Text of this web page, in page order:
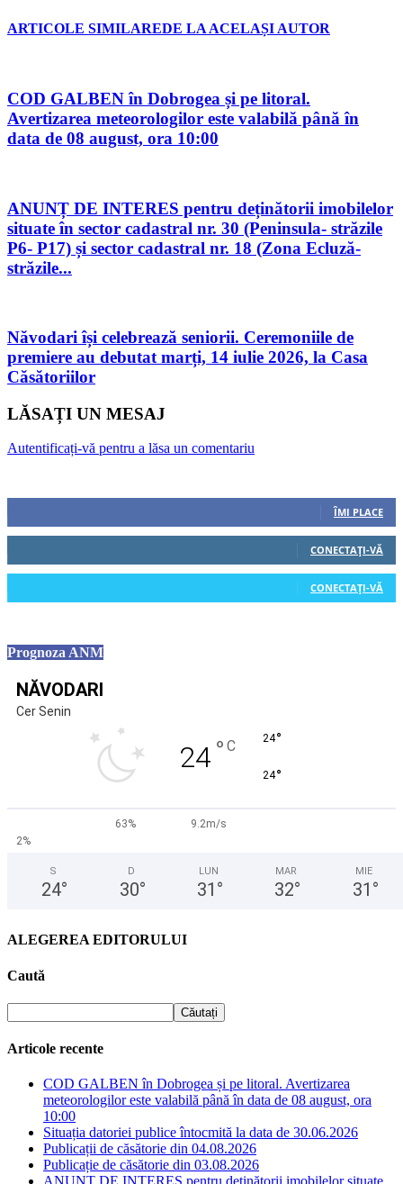
ARTICOLE SIMILAREDE LA ACELAȘI AUTOR
COD GALBEN în Dobrogea și pe litoral.
Avertizarea meteorologilor este valabilă până în
data de 08 august, ora 10:00
ANUNȚ DE INTERES pentru deținătorii imobilelor
situate în sector cadastral nr. 30 (Peninsula- străzile
P6- P17) și sector cadastral nr. 18 (Zona Ecluză-
străzile...
Năvodari își celebrează seniorii. Ceremoniile de
premiere au debutat marți, 14 iulie 2026, la Casa
Căsătoriilor
LĂSAȚI UN MESAJ
Autentificați-vă pentru a lăsa un comentariu
ÎMI PLACE
CONECTAȚI-VĂ
CONECTAȚI-VĂ
Prognoza ANM
NĂVODARI
Cer Senin
24 ° C 24°
24°
63%
9.2m/s
2%
S
24°
D
30°
LUN
31 °
MAR
32°
MIE
31 °
ALEGEREA EDITORULUI
Caută
Articole recente
COD GALBEN în Dobrogea și pe litoral. Avertizarea
meteorologilor este valabilă până în data de 08 august, ora
10:00
Situația datoriei publice întocmită la data de 30.06.2026
Publicații de căsătorie din 04.08.2026
Publicație de căsătorie din 03.08.2026